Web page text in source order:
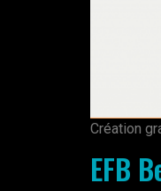
Création
EFB